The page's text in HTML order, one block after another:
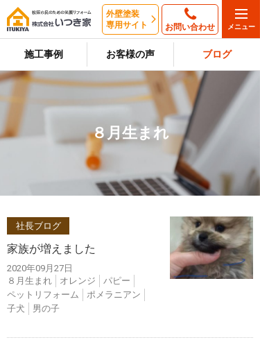
外壁塗装
専用サイト
お問い合わせ
施工事例 お客様の声 ブログ
８月生まれ
社長ブログ
家族が増えました
2020年09月27日
８月生まれ
オレンジ
パピー
ペットリフォーム
ポメラニアン
子犬
男の子